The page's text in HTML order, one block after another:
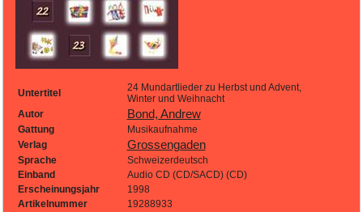
Untertitel
24 Mundartlieder zu Herbst und Advent,
Winter und Weihnacht
Autor
Bond, Andrew
Gattung
Musikaufnahme
Verlag
Grossengaden
Sprache
Schweizerdeutsch
Einband
Audio CD (CD/SACD) (CD)
Erscheinungsjahr
1998
Artikelnummer
19288933